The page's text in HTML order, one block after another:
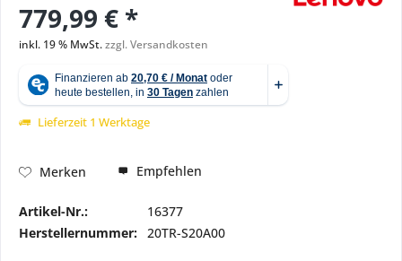
779,99 € *
inkl. 19 % MwSt.zzgl. Versandkosten
Lieferzeit 1 Werktage
Merken Empfehlen
Artikel-Nr.:
16377
Herstellernummer: 20TR-S20A00